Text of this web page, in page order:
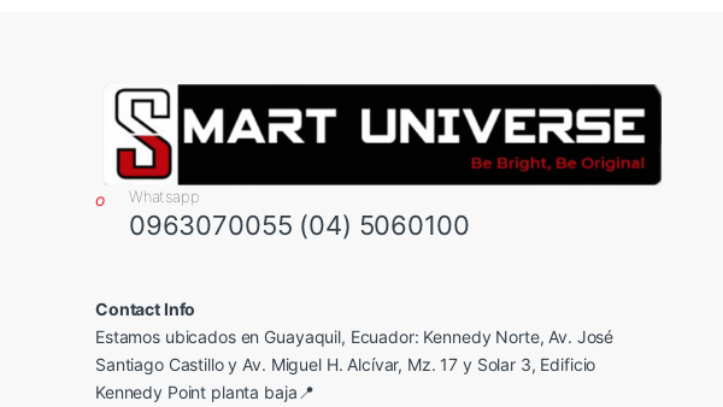
Whatsapp
0963070055 (04) 5060100
Contact Info
Estamos ubicados en Guayaquil, Ecuador: Kennedy Norte, Av. José
Santiago Castillo y Av. Miguel H. Alcívar, Mz. 17 y Solar 3, Edificio
Kennedy Point planta baja📍